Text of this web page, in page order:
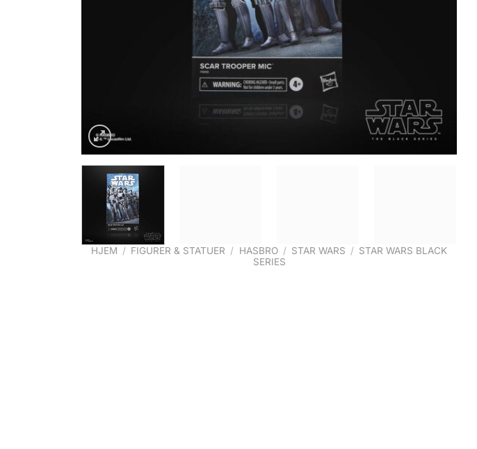
HJEM / FIGURER & STATUER / HASBRO / STAR WARS / STAR WARS BLACK
SERIES